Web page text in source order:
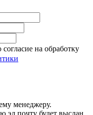
на обработку
менеджеру.
эл.почту будет выслан